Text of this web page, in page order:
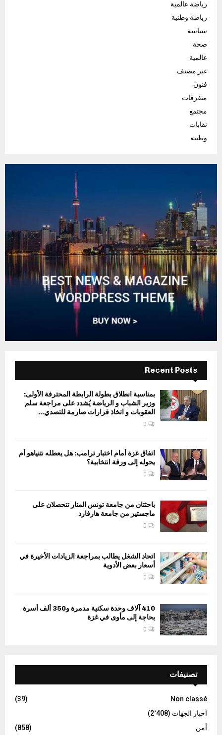
رياضة عالمية
رياضة وطنية
سياسة
صحة
عالمية
غير مصنف
فنون
متفرقات
مجتمع
نقابات
وطنية
Recent Posts
بمناسبة انطلاق بطولة الرابطة المحترفة الأولى:
وزير الشباب و الرياضة يُشدد على مراجعة سلم
العقوبات و اتخاذ قرارات صارمة للتصدي...
0
اتفاق غزة أمام اختبار ترامب: هل يعطله نتنياهو أم
يحوله إلى ورقة انتخابية؟
0
باحثتان من جامعة تونس المنار تتحصلان على
ماجستير من جامعة هارفارد
0
اتحاد الشغل يطالب بمراجعة الزيادات الأخيرة في
أسعار بعض الأدوية
0
410 آلاف وحدة سكنية مدمرة و350 ألف أسرة
بحاجة إلى مأوى في غزة
0
تصنيفات
Non classé
(39)
أخبار الجهات (2٬408)
أمن
(858)